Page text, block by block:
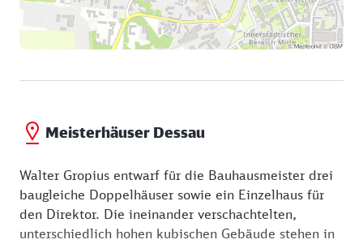
Meisterhäuser Dessau
Walter Gropius entwarf für die Bauhausmeister drei
baugleiche Doppelhäuser sowie ein Einzelhaus für
den Direktor. Die ineinander verschachtelten,
unterschiedlich hohen kubischen Gebäude stehen in